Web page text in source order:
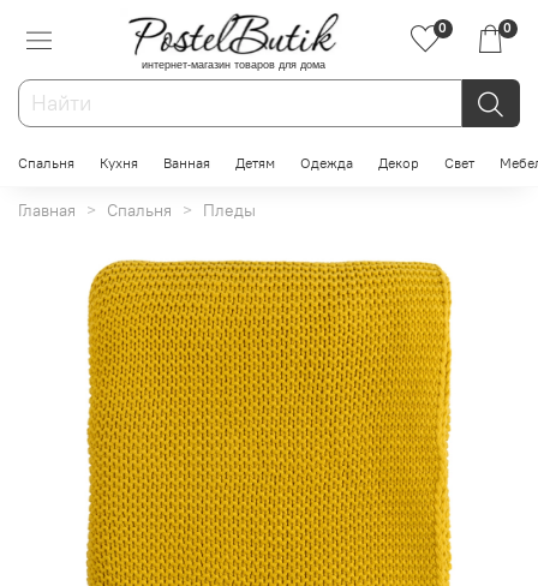
интернет-магазин товаров для дома
0 0
Спальня Кухня Ванная Детям Одежда Декор Свет
Главная Спальня Пледы